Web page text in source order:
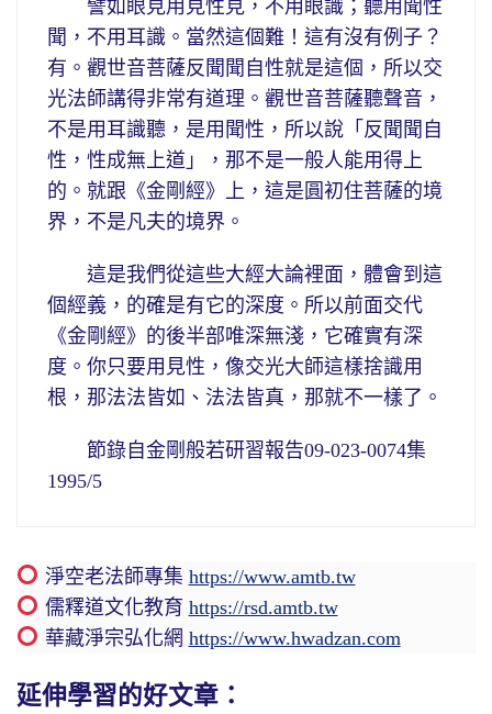
譬如眼見用見性見，不用眼識；聽用聞性
聞，不用耳識。當然這個難！這有沒有例子？
有。觀世音菩薩反聞聞自性就是這個，所以交
光法師講得非常有道理。觀世音菩薩聽聲音，
不是用耳識聽，是用聞性，所以說「反聞聞自
性，性成無上道」，那不是一般人能用得上
的。就跟《金剛經》上，這是圓初住菩薩的境
界，不是凡夫的境界。
這是我們從這些大經大論裡面，體會到這
個經義，的確是有它的深度。所以前面交代
《金剛經》的後半部唯深無淺，它確實有深
度。你只要用見性，像交光大師這樣捨識用
根，那法法皆如、法法皆真，那就不一樣了。
節錄自金剛般若研習報告09-023-0074集
1995/5
淨空老法師專集 https://www.amtb.tw
儒釋道文化教育 https://rsd.amtb.tw
華藏淨宗弘化網 https://www.hwadzan.com
延伸學習的好文章：